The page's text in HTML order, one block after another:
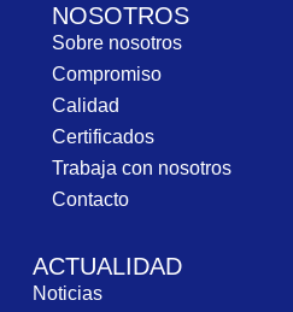
NOSOTROS
Sobre nosotros
Compromiso
Calidad
Certificados
Trabaja con nosotros
Contacto
ACTUALIDAD
Noticias